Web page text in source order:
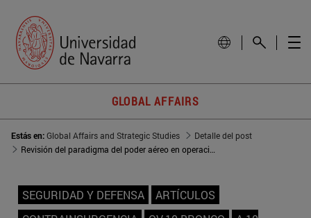
GLOBAL AFFAIRS
Estás en:Global Affairs and Strategic Studies
Detalle del post
Revisión del paradigma del poder aéreo en operaciones de contrainsurgencia
SEGURIDAD Y DEFENSA
ARTÍCULOS